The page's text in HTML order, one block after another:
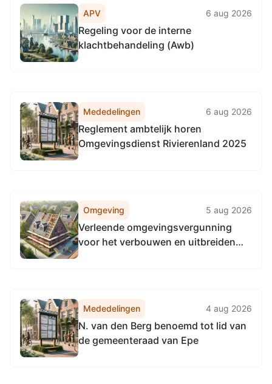
APV 6 aug 2026
Regeling voor de interne
klachtbehandeling (Awb)
Mededelingen 6 aug 2026
Reglement ambtelijk horen
Omgevingsdienst Rivierenland 2025
Omgeving 5 aug 2026
Verleende omgevingsvergunning
voor het verbouwen en uitbreiden
Mededelingen 4 aug 2026
N. van den Berg benoemd tot lid van
de gemeenteraad van Epe